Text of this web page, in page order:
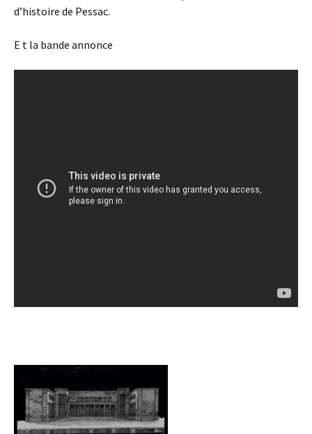
d’histoire de Pessac.
E t la bande annonce